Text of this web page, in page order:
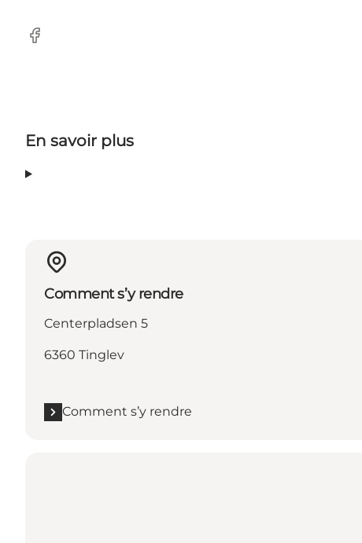
Facebook
En savoir plus
Comment s’y rendre
Centerpladsen 5
6360 Tinglev
Comment s’y rendre